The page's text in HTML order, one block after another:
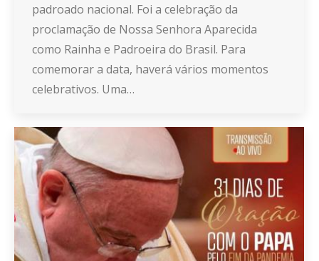
padroado nacional. Foi a celebração da
proclamação de Nossa Senhora Aparecida
como Rainha e Padroeira do Brasil. Para
comemorar a data, haverá vários momentos
celebrativos. Uma…